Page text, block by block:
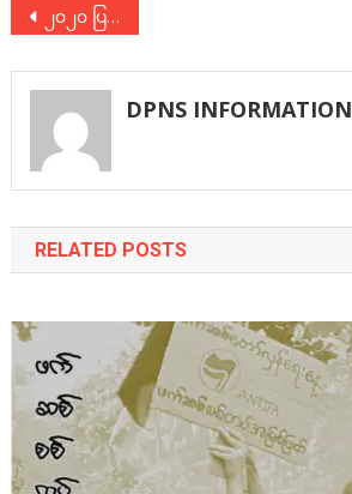
Post
navigation
၂၀၂၀ ပြည့်နှစ် အထွေထွေရွေးကောက်ပွဲ အောင်မြင်စွာ ကျင်းပနိုင်ရေး ညှိနှိုင်းအစည်းအဝေးတက်ရောက်
DPNS INFORMATION
RELATED POSTS